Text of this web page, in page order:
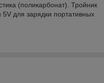
(поликарбонат). Тройник
для зарядки портативных